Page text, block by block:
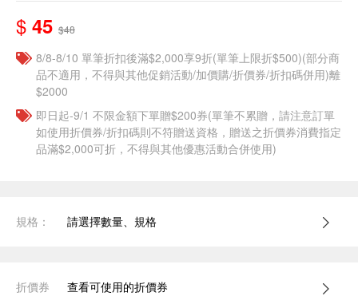
$ 45 $48
8/8-8/10 單筆折扣後滿$2,000享9折(單筆上限折$500)(部分商
品不適用，不得與其他促銷活動/加價購/折價券/折扣碼併用)離
$2000
即日起-9/1 不限金額下單贈$200券(單筆不累贈，請注意訂單
如使用折價券/折扣碼則不符贈送資格，贈送之折價券消費指定
品滿$2,000可折，不得與其他優惠活動合併使用)
規格： 請選擇數量、規格
折價券 查看可使用的折價券